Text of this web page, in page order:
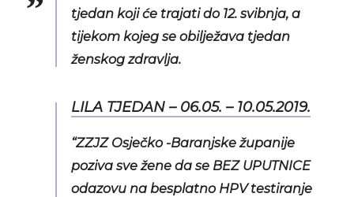
tjedan koji će trajati do 12. svibnja, a
tijekom kojeg se obilježava tjedan
ženskog zdravlja.
LILA TJEDAN – 06.05. – 10.05.2019.
“ZZJZ Osječko -Baranjske županije
poziva sve žene da se BEZ UPUTNICE
odazovu na besplatno HPV testiranje